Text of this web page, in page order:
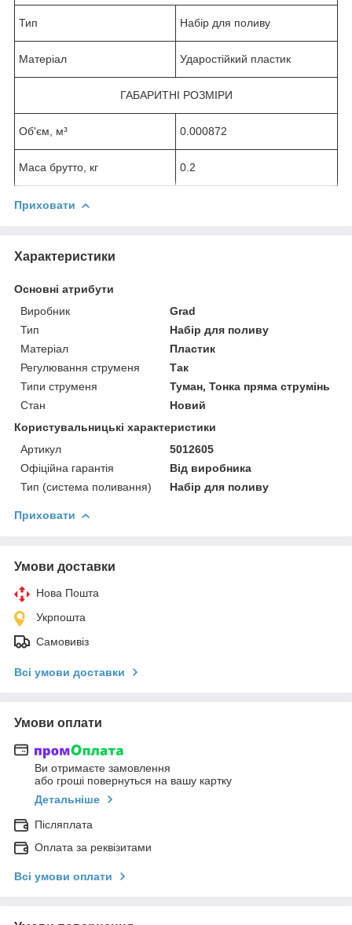
Тип Набір для поливу
Матеріал Ударостійкий пластик
ГАБАРИТНІ РОЗМІРИ
Об'єм, м³ 0.000872
Маса брутто, кг 0.2
Приховати
Характеристики
Основні атрибути
Виробник
Grad
Тип
Набір для поливу
Матеріал
Пластик
Регулювання струменя
Так
Типи струменя
Туман, Тонка пряма струмінь
Стан
Новий
Користувальницькі характеристики
Артикул
5012605
Офіційна гарантія
Від виробника
Тип (система поливання)
Набір для поливу
Приховати
Умови доставки
Нова Пошта
Укрпошта
Самовивіз
Всі умови доставки
Умови оплати
Ви отримаєте замовлення
або гроші повернуться на вашу картку
Детальніше
Післяплата
Оплата за реквізитами
Всі умови оплати